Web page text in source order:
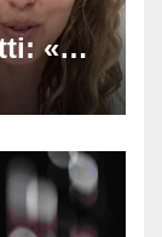
«Un
di